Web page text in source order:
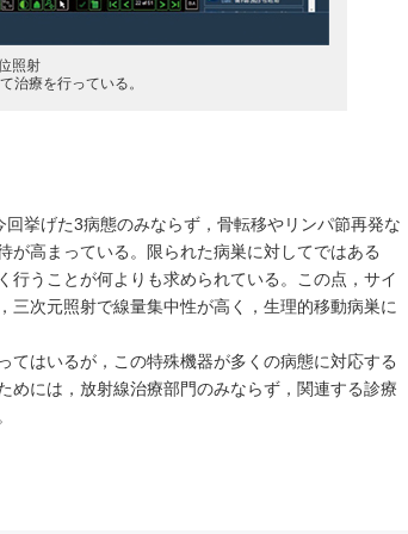
照射
治療を行っている。
挙げた3病態のみならず，骨転移やリンパ節再発な
が高まっている。限られた病巣に対してではある
うことが何よりも求められている。この点，サイ
次元照射で線量集中性が高く，生理的移動病巣に
はいるが，この特殊機器が多くの病態に対応する
めには，放射線治療部門のみならず，関連する診療